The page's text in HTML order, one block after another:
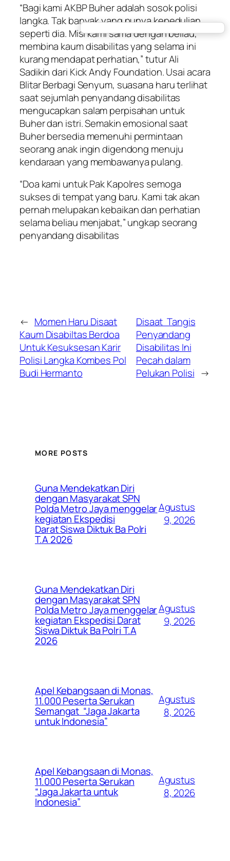
“Bagi kami AKBP Buher adalah sosok polisi
langka. Tak banyak yang punya kepedulian
seperti dia. Misi kami sama dengan beliau,
membina kaum disabilitas yang selama ini
kurang mendapat perhatian,” tutur Ali
Sadikin dari Kick Andy Foundation. Usai acara
Blitar Berbagi Senyum, suasana haru terlihat
saat sejumlah penyandang disabilitas
mengucapkan salam perpisahan untuk
Buher dan istri. Semakin emosional saat
Buher bersedia memenuhi permintaan
seorang anak ingin digendong menuju
kendaraan yang membawanya pulang.
“Doa kami untuk Pak Kapolres semoga
sukses di tempat yang baru. Kami tak akan
pernah melupakan kebaikan dan perhatian
selama beliau menjabat,” ungkap seorang
penyandang disabilitas
← Momen Haru Disaat
Kaum Disabiltas Berdoa
Untuk Kesuksesan Karir
Polisi Langka Kombes Pol
Budi Hermanto
Disaat Tangis
Penyandang
Disabilitas Ini
Pecah dalam
Pelukan Polisi →
MORE POSTS
Guna Mendekatkan Diri
dengan Masyarakat SPN
Polda Metro Jaya menggelar
kegiatan Ekspedisi
Darat Siswa Diktuk Ba Polri
T.A 2026
Agustus
9, 2026
Guna Mendekatkan Diri
dengan Masyarakat SPN
Polda Metro Jaya menggelar
kegiatan Ekspedisi Darat
Siswa Diktuk Ba Polri T.A
2026
Agustus
9, 2026
Apel Kebangsaan di Monas,
11.000 Peserta Serukan
Semangat “Jaga Jakarta
untuk Indonesia”
Agustus
8, 2026
Apel Kebangsaan di Monas,
11.000 Peserta Serukan
“Jaga Jakarta untuk
Indonesia”
Agustus
8, 2026